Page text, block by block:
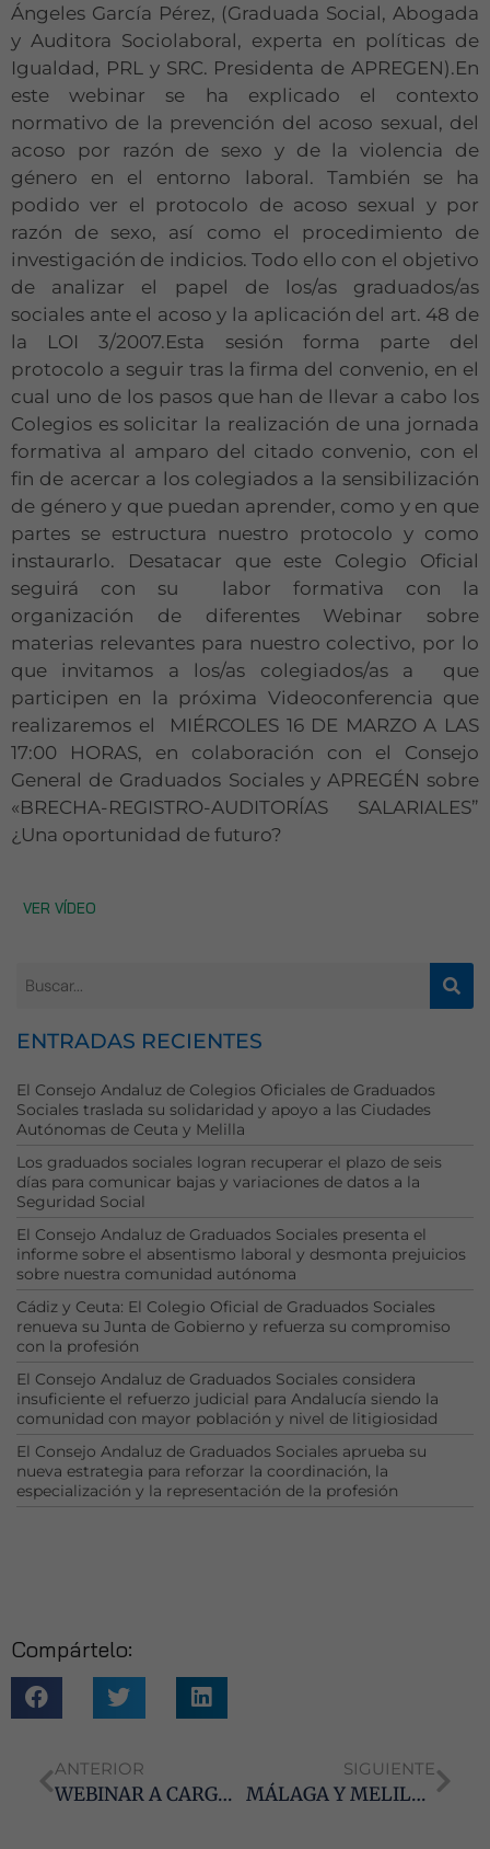
Ángeles García Pérez, (Graduada Social, Abogada
y Auditora Sociolaboral, experta en políticas de
Igualdad, PRL y SRC. Presidenta de APREGEN).En
este webinar se ha explicado el contexto
normativo de la prevención del acoso sexual, del
acoso por razón de sexo y de la violencia de
género en el entorno laboral. También se ha
podido ver el protocolo de acoso sexual y por
razón de sexo, así como el procedimiento de
investigación de indicios. Todo ello con el objetivo
de analizar el papel de los/as graduados/as
sociales ante el acoso y la aplicación del art. 48 de
la LOI 3/2007.Esta sesión forma parte del
protocolo a seguir tras la firma del convenio, en el
cual uno de los pasos que han de llevar a cabo los
Colegios es solicitar la realización de una jornada
formativa al amparo del citado convenio, con el
fin de acercar a los colegiados a la sensibilización
de género y que puedan aprender, como y en que
partes se estructura nuestro protocolo y como
instaurarlo. Desatacar que este Colegio Oficial
seguirá con su labor formativa con la
organización de diferentes Webinar sobre
materias relevantes para nuestro colectivo, por lo
que invitamos a los/as colegiados/as a que
participen en la próxima Videoconferencia que
realizaremos el MIÉRCOLES 16 DE MARZO A LAS
17:00 HORAS, en colaboración con el Consejo
General de Graduados Sociales y APREGÉN sobre
«BRECHA-REGISTRO-AUDITORÍAS SALARIALES”
¿Una oportunidad de futuro?
VER VÍDEO
ENTRADAS RECIENTES
El Consejo Andaluz de Colegios Oficiales de Graduados
Sociales traslada su solidaridad y apoyo a las Ciudades
Autónomas de Ceuta y Melilla
Los graduados sociales logran recuperar el plazo de seis
días para comunicar bajas y variaciones de datos a la
Seguridad Social
El Consejo Andaluz de Graduados Sociales presenta el
informe sobre el absentismo laboral y desmonta prejuicios
sobre nuestra comunidad autónoma
Cádiz y Ceuta: El Colegio Oficial de Graduados Sociales
renueva su Junta de Gobierno y refuerza su compromiso
con la profesión
El Consejo Andaluz de Graduados Sociales considera
insuficiente el refuerzo judicial para Andalucía siendo la
comunidad con mayor población y nivel de litigiosidad
El Consejo Andaluz de Graduados Sociales aprueba su
nueva estrategia para reforzar la coordinación, la
especialización y la representación de la profesión
Compártelo:
ANTERIOR
WEBINAR A CARGO DEL MAGISTRADO MIGUEL ÁNGEL LÓPEZ MARCHENA SOBRE LA ACTIVIDAD PROBATORIA
SIGUIENTE
MÁLAGA Y MELILLA: LA DIPUTACIÓN PROVINCIAL OFERTA DOS PLAZAS DE TÉCNICO EN RELACIONES LABORALES DEL GRUPO A2
Necesarias
cookies no
son
opcionales.
funcionalidad
y estructura